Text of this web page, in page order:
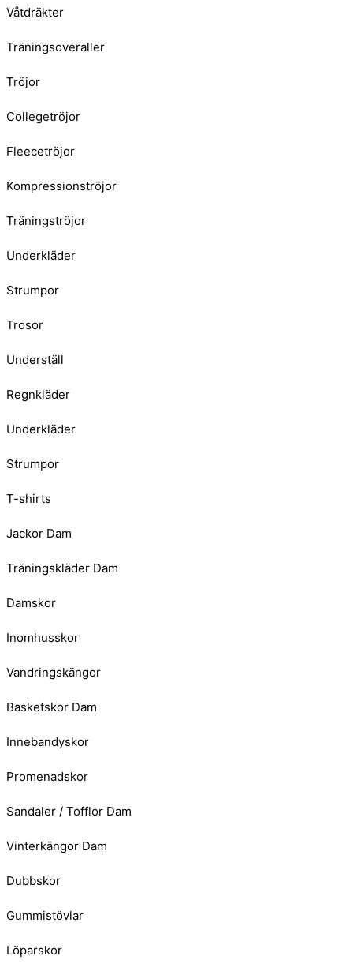
Våtdräkter
Träningsoveraller
Tröjor
Collegetröjor
Fleecetröjor
Kompressionströjor
Träningströjor
Underkläder
Strumpor
Trosor
Underställ
Regnkläder
Underkläder
Strumpor
T-shirts
Jackor Dam
Träningskläder Dam
Damskor
Inomhusskor
Vandringskängor
Basketskor Dam
Innebandyskor
Promenadskor
Sandaler / Tofflor Dam
Vinterkängor Dam
Dubbskor
Gummistövlar
Löparskor